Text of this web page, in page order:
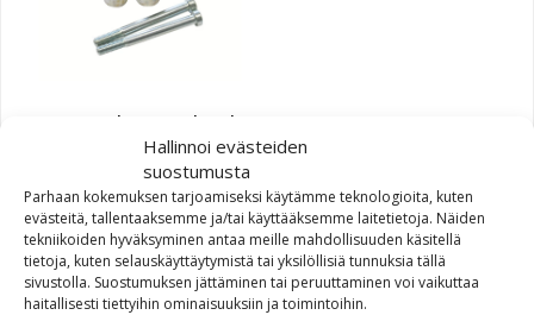
Hallinnoi evästeiden
suostumusta
Parhaan kokemuksen tarjoamiseksi käytämme teknologioita, kuten
evästeitä, tallentaaksemme ja/tai käyttääksemme laitetietoja. Näiden
tekniikoiden hyväksyminen antaa meille mahdollisuuden käsitellä
tietoja, kuten selauskäyttäytymistä tai yksilöllisiä tunnuksia tällä
sivustolla. Suostumuksen jättäminen tai peruuttaminen voi vaikuttaa
haitallisesti tiettyihin ominaisuuksiin ja toimintoihin.
SW-Motech Tangonkoroke
22mm tanko 28mm KTM
LC4 Adventure 01- hopea
35,00€